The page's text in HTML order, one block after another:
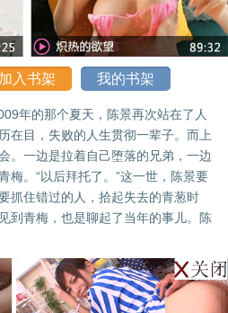
加入书架 我的书架
年的那个夏天，陈景再次站在了人
在目，失败的人生贯彻一辈子。而上
。一边是拉着自己堕落的兄弟，一边
梅。“以后拜托了。”这一世，陈景要
抓住错过的人，拾起失去的青葱时
到青梅，也是聊起了当年的事儿。陈